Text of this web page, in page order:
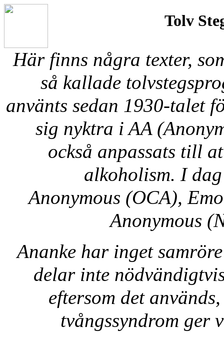
Tolv
Här finns några texter,
så kallade
använts sedan 1930-talet
sig nyktra i AA
också anpassats till
alkoholism. I
Anonymous (OCA),
Anonymous
Ananke har inget
delar inte
eftersom det
tvångssyndrom ger